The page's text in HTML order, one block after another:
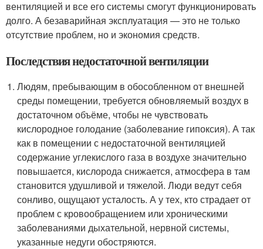
вентиляцией и все его системы смогут функционировать
долго. А безаварийная эксплуатация — это не только
отсутствие проблем, но и экономия средств.
Последствия недостаточной вентиляции
Людям, пребывающим в обособленном от внешней
среды помещении, требуется обновляемый воздух в
достаточном объёме, чтобы не чувствовать
кислородное голодание (заболевание гипоксия). А так
как в помещении с недостаточной вентиляцией
содержание углекислого газа в воздухе значительно
повышается, кислорода снижается, атмосфера в там
становится удушливой и тяжелой. Люди ведут себя
сонливо, ощущают усталость. А у тех, кто страдает от
проблем с кровообращением или хроническими
заболеваниями дыхательной, нервной системы,
указанные недуги обостряются.